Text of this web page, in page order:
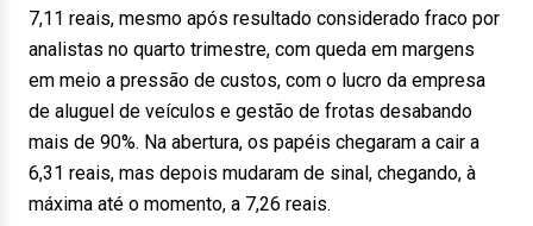
7,11 reais, mesmo após resultado considerado fraco por
analistas no quarto trimestre, com queda em margens
em meio a pressão de custos, com o lucro da empresa
de aluguel de veículos e gestão de frotas desabando
mais de 90%. Na abertura, os papéis chegaram a cair a
6,31 reais, mas depois mudaram de sinal, chegando, à
máxima até o momento, a 7,26 reais.